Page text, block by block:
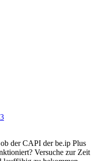
der CAPI der be.ip Plus
Versuche zur Zeit